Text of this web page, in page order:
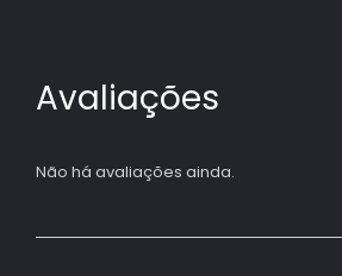
Avaliações
Não há avaliações ainda.